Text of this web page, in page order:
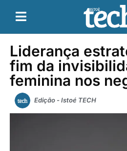
Liderança
fim da
feminina nos
Edição - Istoé TECH